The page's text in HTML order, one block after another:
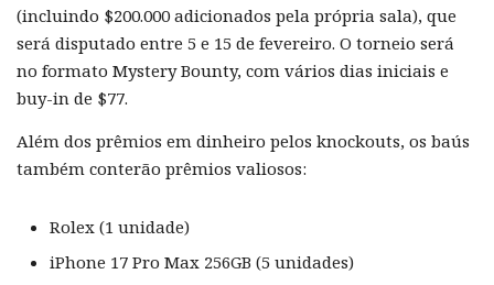
(incluindo $200.000 adicionados pela própria sala), que
será disputado entre 5 e 15 de fevereiro. O torneio será
no formato Mystery Bounty, com vários dias iniciais e
buy-in de $77.
Além dos prêmios em dinheiro pelos knockouts, os baús
também conterão prêmios valiosos:
Rolex (1 unidade)
iPhone 17 Pro Max 256GB (5 unidades)